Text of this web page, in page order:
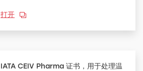
打开
IATA CEIV Pharma 证书，用于处理温